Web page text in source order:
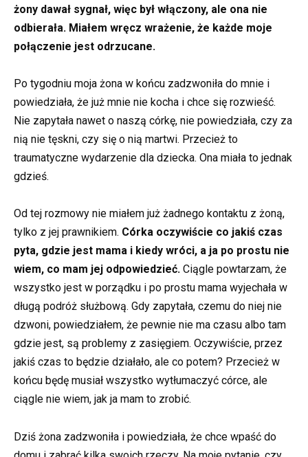
żony dawał sygnał, więc był włączony, ale ona nie
odbierała. Miałem wręcz wrażenie, że każde moje
połączenie jest odrzucane.
Po tygodniu moja żona w końcu zadzwoniła do mnie i
powiedziała, że już mnie nie kocha i chce się rozwieść.
Nie zapytała nawet o naszą córkę, nie powiedziała, czy za
nią nie tęskni, czy się o nią martwi. Przecież to
traumatyczne wydarzenie dla dziecka. Ona miała to jednak
gdzieś.
Od tej rozmowy nie miałem już żadnego kontaktu z żoną,
tylko z jej prawnikiem. Córka oczywiście co jakiś czas
pyta, gdzie jest mama i kiedy wróci, a ja po prostu nie
wiem, co mam jej odpowiedzieć. Ciągle powtarzam, że
wszystko jest w porządku i po prostu mama wyjechała w
długą podróż służbową. Gdy zapytała, czemu do niej nie
dzwoni, powiedziałem, że pewnie nie ma czasu albo tam
gdzie jest, są problemy z zasięgiem. Oczywiście, przez
jakiś czas to będzie działało, ale co potem? Przecież w
końcu będę musiał wszystko wytłumaczyć córce, ale
ciągle nie wiem, jak ja mam to zrobić.
Dziś żona zadzwoniła i powiedziała, że chce wpaść do